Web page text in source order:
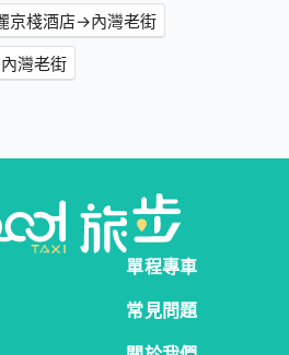
京棧酒店→內灣老街
灣老街
單程專車
常見問題